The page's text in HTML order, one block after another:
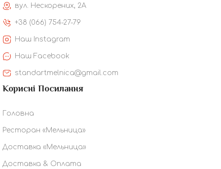
вул. Нескорених, 2А
+38 (066) 754-27-79
Наш Instagram
Наш Facebook
standartmelnica@gmail.com
Корисні Посилання
Головна
Ресторан «Мельница»
Доставка «Мельница»
Доставка & Оплата